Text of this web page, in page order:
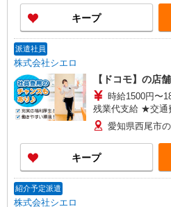
給(規定有) お友達を紹介頂くと, インセンティブ支
給(規定有) ゜・。
キープ
派遣社員
株式会社シエロ
【ドコモ】の店
時給1500円〜
残業代支給 ★交通
+゜・。○。・゜+
万円支給(規定有) お友達を紹介頂くと, インセンテ
ィブ支給(規定有) ★月2回払い・週払い可能（規程
有）★ ゜・。○。
愛知県西尾市
キープ
紹介予定派遣
株式会社シエロ